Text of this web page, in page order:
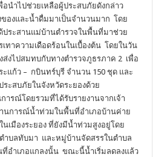
นำไปช่วยเหลือผู้ประสบภัยดังกล่าว
ของและน้ำดื่มมาเป็นจำนวนมาก โดย
ประสานแม่บ้านตำรวจในพื้นที่มาช่วย
เทาความเดือดร้อนในเบื้องต้น โดยในวัน
งไปสมทบกับทางตำรวจภูธรภาค 2 เพื่อ
แก้ว – กบินทร์บุรี จำนวน 150 ชุด และ
ะสบภัยในจังหวัดระยองด้วย
รณ์โดยรวมที่ได้รับรายงานจากเจ้า
การณ์น้ำท่วมในพื้นที่อำเภอบ้านค่าย
เมืองระยอง ที่ยังมีน้ำท่วมสูงอยู่โดย
ำบลทับมา และหมู่บ้านจัดสรรในตำบล
ที่อำเภอแกลงนั้น ขณะนี้น้ำเริ่มลดลงแล้ว